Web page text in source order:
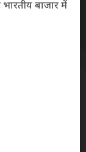
बाजार में